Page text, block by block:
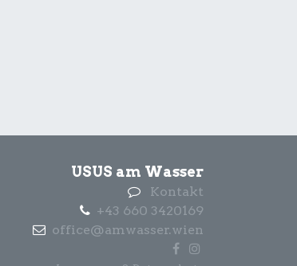
USUS am Wasser
Kontakt
+43 660 3420169
office@amwasser.wien